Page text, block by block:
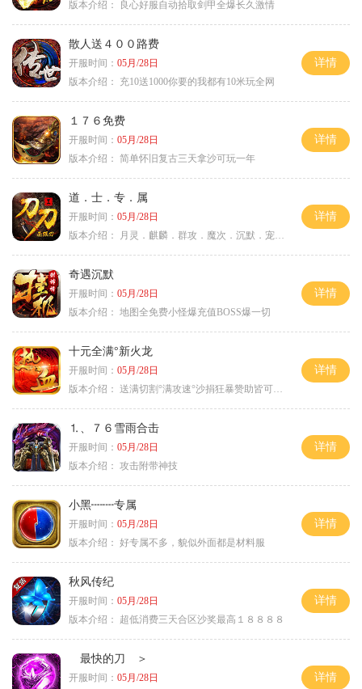
版本介绍：
良心好服自动拾取剑甲全爆长久激情
散人送４００路费
开服时间： 05月/28日
版本介绍：
充10送1000你要的我都有10米玩全网
详情
１７６免费
开服时间： 05月/28日
版本介绍： 简单怀旧复古三天拿沙可玩一年
详情
道．士．专．属
开服时间： 05月/28日
版本介绍：
月灵．麒麟．群攻．魔次．沉默．宠物．暗黑
详情
奇遇沉默
开服时间： 05月/28日
版本介绍： 地图全免费小怪爆充值BOSS爆一切
详情
十元全满°新火龙
开服时间： 05月/28日
版本介绍： 送满切割°满攻速°沙捐狂暴赞助皆可嫖°
详情
⒈、７６雪雨合击
开服时间： 05月/28日
版本介绍： 攻击附带神技
详情
小黑┉┉专属
开服时间： 05月/28日
版本介绍： 好专属不多，貌似外面都是材料服
详情
秋风传纪
开服时间： 05月/28日
版本介绍：
超低消费三天合区沙奖最高１８８８８
详情
最快的刀 ＞
开服时间： 05月/28日
详情